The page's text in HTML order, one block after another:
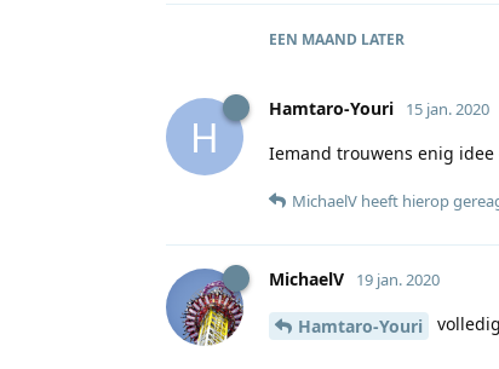
EEN MAAND LATER
H
Hamtaro-Youri 15 jan. 2020
Iemand trouwens enig
MichaelV heeft hierop
MichaelV 19 jan. 2020
Hamtaro-Youri